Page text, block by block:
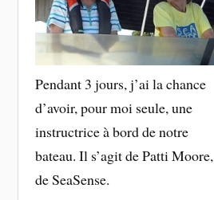
Pendant 3 jours, j’ai la chance
d’avoir, pour moi seule, une
instructrice à bord de notre
bateau. Il s’agit de Patti Moore,
de SeaSense.